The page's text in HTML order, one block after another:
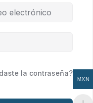
la contraseña?
MXN